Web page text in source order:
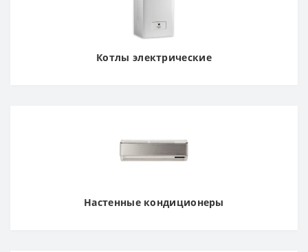
Котлы электрические
Настенные кондиционеры